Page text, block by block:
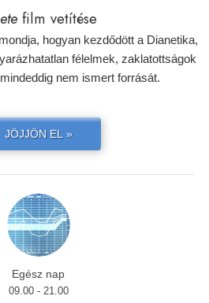
film vetítése
hogyan kezdődött a Dianetika,
félelmek, zaklatottságok
nem ismert forrását.
JÖJJÖN EL »
Egész nap
09.00 - 21.00